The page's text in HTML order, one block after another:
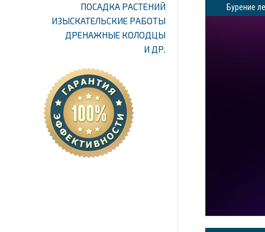
ПОСАДКА РАСТЕНИЙ
ИЗЫСКАТЕЛЬСКИЕ РАБОТЫ
ДРЕНАЖНЫЕ КОЛОДЦЫ
И ДР.
Бурение